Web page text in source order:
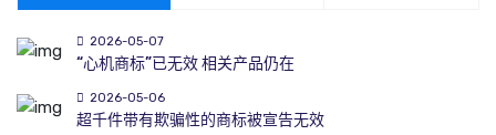
2026-05-07
“心机商标”已无效 相关产品仍在
2026-05-06
超千件带有欺骗性的商标被宣告无效